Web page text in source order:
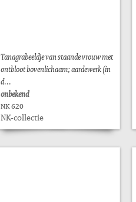
Tanagrabeeldje van staande vrouw met
ontbloot bovenlichaam; aardewerk (in
d...
onbekend
NK 620
NK-collectie